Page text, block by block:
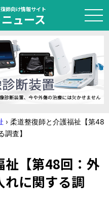
師向け情報サイト
ュース
› 柔道整復師と介護福祉【第48
査】
祉【第48回：外
れに関する調